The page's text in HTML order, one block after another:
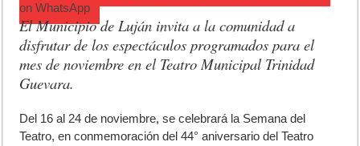
onWhatsApp
El Municipio de Luján invita a la comunidad a
disfrutar de los espectáculos programados para el
mes de noviembre en el Teatro Municipal Trinidad
Guevara.
Del 16 al 24 de noviembre, se celebrará la Semana del
Teatro, en conmemoración del 44° aniversario del Teatro